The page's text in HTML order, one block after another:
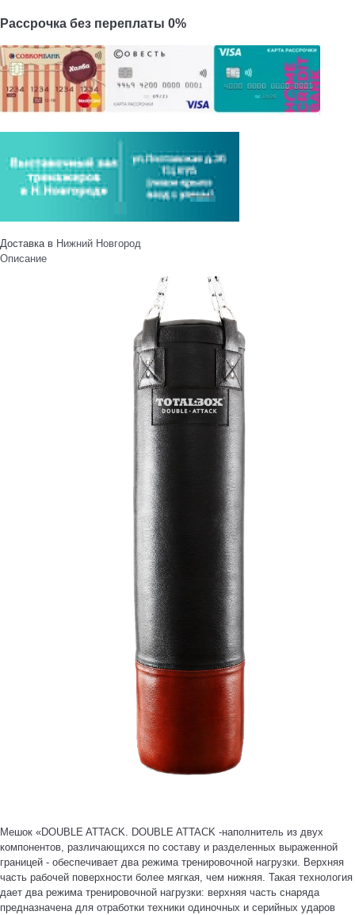
Рассрочка без переплаты 0%
Доставка в Нижний Новгород
Описание
Мешок «DOUBLE ATTACK. DOUBLE ATTACK -наполнитель из двух
компонентов, различающихся по составу и разделенных выраженной
границей - обеспечивает два режима тренировочной нагрузки. Верхняя
часть рабочей поверхности более мягкая, чем нижняя. Такая технология
дает два режима тренировочной нагрузки: верхняя часть снаряда
предназначена для отработки техники одиночных и серийных ударов